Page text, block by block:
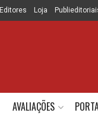
Editores Loja
AVALIAÇÕES